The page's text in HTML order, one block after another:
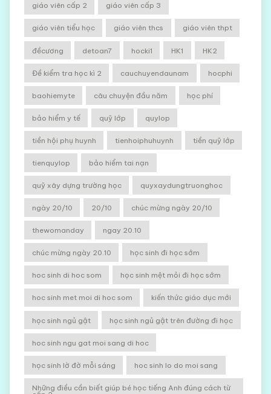
giáo viên cấp 2 giáo viên cấp 3
giáo viên tiểu học giáo viên thcs giáo viên thpt
đềcương detoan7 hocki1 HK1 HK2
Đề kiểm tra học kì 2 cauchuyendaunam hocphi
baohiemyte câu chuyện đầu năm học phí
bảo hiểm y tế quỹ lớp quylop
tiền hội phụ huynh tienhoiphuhuynh tiền quỹ lớp
tienquylop bảo hiểm tai nạn
quỹ xây dựng trường học quyxaydungtruonghoc
ngày 20/10 20/10 chúc mừng ngày 20/10
thewomanday ngay 20.10
chúc mừng ngày 20.10 học sinh đi học sớm
hoc sinh di hoc som học sinh mệt mỏi đi học sớm
hoc sinh met moi di hoc som kiến thức giáo dục mới
học sinh ngủ gật học sinh ngủ gật trên đường đi học
hoc sinh ngu gat moi sang di hoc
học sinh lờ đờ mỗi sáng hoc sinh lo do moi sang
Những điều cần biết giúp bé học tiếng Anh đúng cách từ